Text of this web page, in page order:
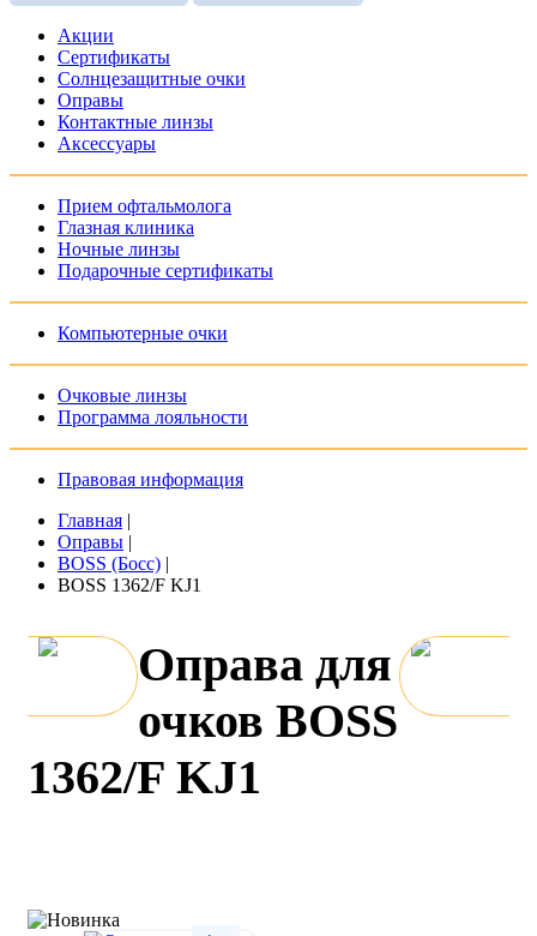
Акции
Сертификаты
Солнцезащитные очки
Оправы
Контактные линзы
Аксессуары
Прием офтальмолога
Глазная клиника
Ночные линзы
Подарочные сертификаты
Компьютерные очки
Очковые линзы
Программа лояльности
Правовая информация
Главная |
Оправы |
BOSS (Босс) |
BOSS 1362/F KJ1
Оправа для
очков BOSS
1362/F KJ1